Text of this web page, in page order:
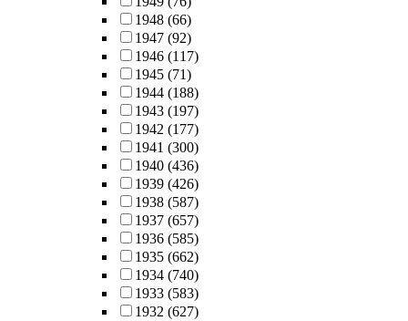
1948 (66)
1947 (92)
1946 (117)
1945 (71)
1944 (188)
1943 (197)
1942 (177)
1941 (300)
1940 (436)
1939 (426)
1938 (587)
1937 (657)
1936 (585)
1935 (662)
1934 (740)
1933 (583)
1932 (627)